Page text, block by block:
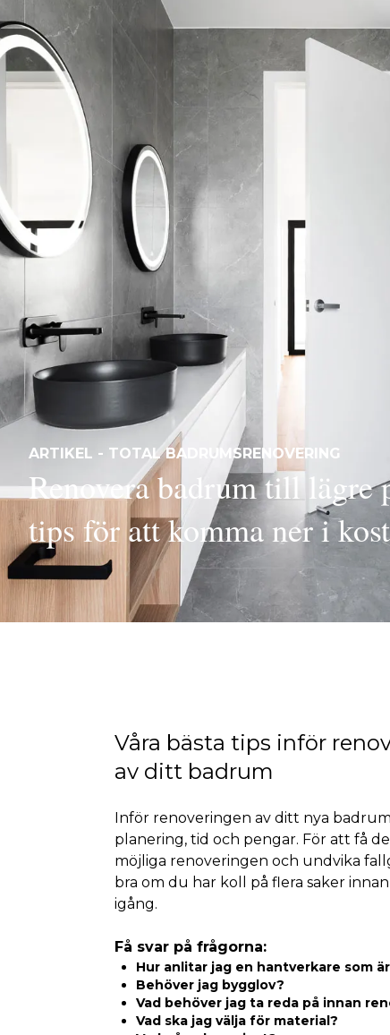
ARTIKEL - TOTAL BADRUMSRENOVERING
Renovera badrum till lägre
tips för att komma ner i
Våra bästa tips inför
av ditt badrum
Inför renoveringen av ditt nya
planering, tid och pengar. För att få
möjliga renoveringen och undvika
bra om du har koll på flera saker
igång.
Få svar på frågorna:
Hur anlitar jag en hantverkare som är
Behöver jag bygglov?
Vad behöver jag ta reda på innan
Vad ska jag välja för material?